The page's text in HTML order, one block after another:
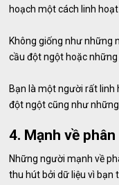
hoạch một cách linh
Không giống như những
cầu đột ngột hoặc
Bạn là một người rất linh
đột ngột cũng như
4. Mạnh về
Những người mạnh về
thu hút bởi dữ liệu vì bạn